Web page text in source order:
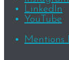
LinkedIn
YouTube
Mentions